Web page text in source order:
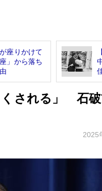
座りかけて
」から落ち
くされる」 石破
2025